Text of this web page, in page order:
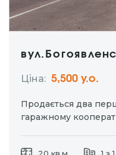
Ціна: 5,500 у.о.
Продається два
гаражному
20 кв.м. 1 з